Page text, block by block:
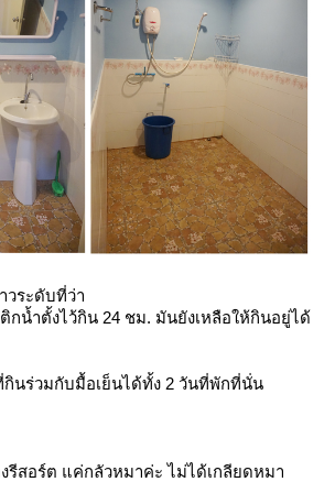
วระดับที่ว่า
ติกน้ำตั้งไว้กิน 24 ชม. มันยังเหลือให้กินอยู่ได้
กินร่วมกับมื้อเย็นได้ทั้ง 2 วันที่พักที่นั่น
รีสอร์ต แค่กลัวหมาค่ะ ไม่ได้เกลียดหมา